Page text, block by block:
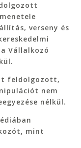
verseny és
Vállalkozó
feldolgozott,
nem
nélkül.
mint